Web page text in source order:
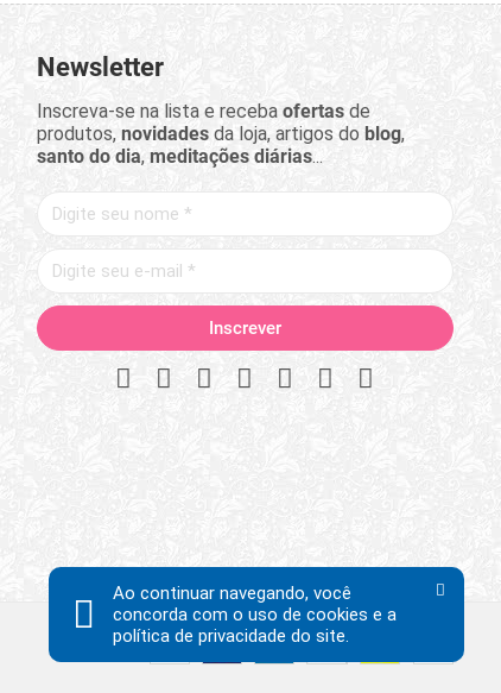
Newsletter
Inscreva-se na lista e receba ofertasde
produtos, novidadesda loja, artigos do blog,
santo do dia, meditações diárias...
Ao continuar navegando, você
concorda com o uso de cookies e a
política de privacidade do site.